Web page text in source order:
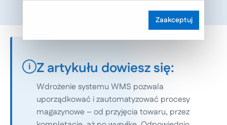
i Z artykułu dowiesz się:
Wdrożenie systemu WMS pozwala
uporządkować i zautomatyzować procesy
magazynowe – od przyjęcia towaru, przez
Zaakceptuj